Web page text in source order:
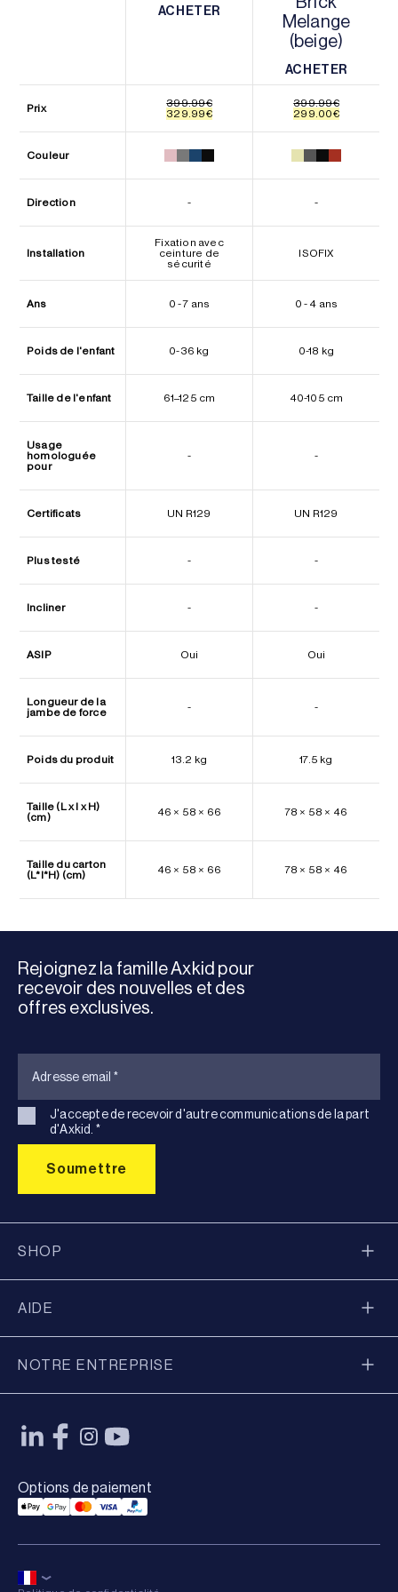
ACHETER
Melange
(beige)
ACHETER
ACHETER
Prix 399.99€
Le
prix
initial
329.99€Le
prix
actuel
399.99€
Le
prix
initial
299.00€Le
prix
actuel
Couleur
Direction - -
Installation
Fixation avec
ceinture de
sécurité
ISOFIX
Ans 0 - 7 ans 0 - 4 ans
Poids de l'enfant 0-36 kg 0-18 kg
Taille de l'enfant 61–125 cm 40-105 cm
Usage
homologuée
pour
- -
Certificats UN R129 UN R129
Plus testé - -
Incliner - -
ASIP Oui Oui
Longueur de la
jambe de force
- -
Poids du produit 13.2 kg 17.5 kg
Taille (L x l x H)
(cm)
46 × 58 × 66 78 × 58 × 46
Taille du carton
(L*l*H) (cm)
46 × 58 × 66 78 × 58 × 46
Rejoignez la famille Axkid pour
recevoir des nouvelles et des
offres exclusives.
J'accepte de recevoir d'autre communications de la part
d'Axkid. *
SHOP
AIDE
NOTRE ENTREPRISE
Options de paiement
Applepay Payment
Googlepay Payment
Mastercard Payment
Visa Payment
Paypal Payment